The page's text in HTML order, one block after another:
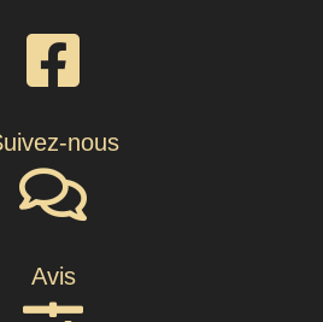
nous
Avis